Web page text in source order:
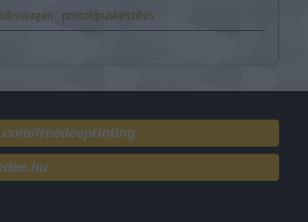
prototípuskészítés
freedeeprinting